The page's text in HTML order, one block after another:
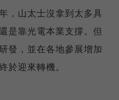
，山太士沒拿到太多具
是靠光電本業支撐。但
發，並在各地參展增加
於迎來轉機。